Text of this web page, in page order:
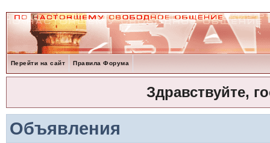
Перейти на сайт Правила Форума
Здравствуйте,
Объявления